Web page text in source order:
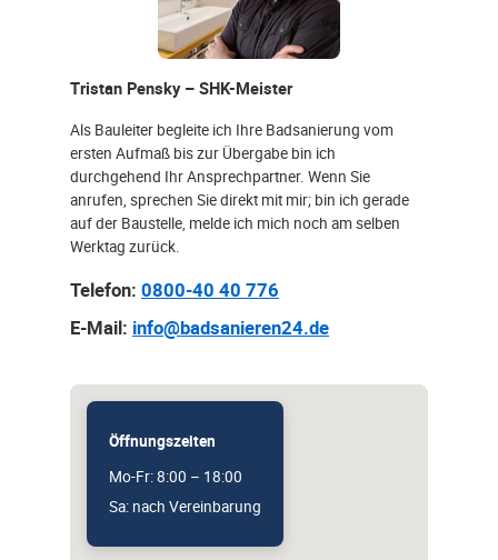
Tristan Pensky – SHK-Meister
Als Bauleiter begleite ich Ihre Badsanierung vom
ersten Aufmaß bis zur Übergabe bin ich
durchgehend Ihr Ansprechpartner. Wenn Sie
anrufen, sprechen Sie direkt mit mir; bin ich gerade
auf der Baustelle, melde ich mich noch am selben
Werktag zurück.
Telefon: 0800-40 40 776
E-Mail: info@badsanieren24.de
Öffnungszeiten
Mo-Fr: 8:00 – 18:00
Sa: nach Vereinbarung